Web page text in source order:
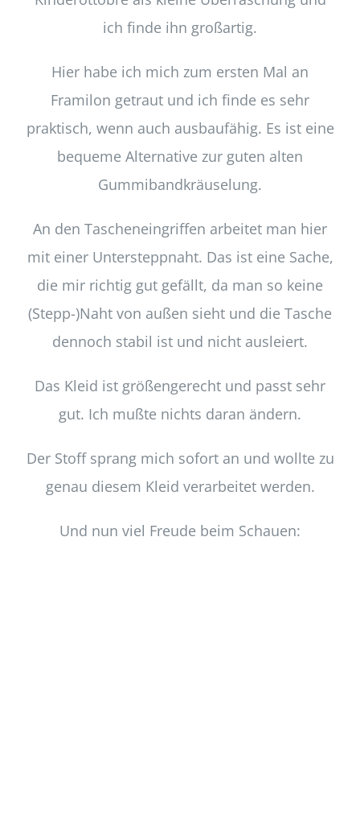
ich finde ihn großartig.
Hier habe ich mich zum ersten Mal an
Framilon getraut und ich finde es sehr
praktisch, wenn auch ausbaufähig. Es ist eine
bequeme Alternative zur guten alten
Gummibandkräuselung.
An den Tascheneingriffen arbeitet man hier
mit einer Untersteppnaht. Das ist eine Sache,
die mir richtig gut gefällt, da man so keine
(Stepp-)Naht von außen sieht und die Tasche
dennoch stabil ist und nicht ausleiert.
Das Kleid ist größengerecht und passt sehr
gut. Ich mußte nichts daran ändern.
Der Stoff sprang mich sofort an und wollte zu
genau diesem Kleid verarbeitet werden.
Und nun viel Freude beim Schauen: